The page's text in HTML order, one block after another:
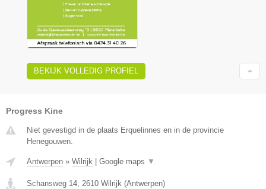
BEKIJK VOLLEDIG PROFIEL
Progress Kine
Niet gevestigd in de plaats Erquelinnes en in de provincie
Henegouwen.
Antwerpen » Wilrijk Google maps ▼
Schansweg 14, 2610 Wilrijk (Antwerpen)